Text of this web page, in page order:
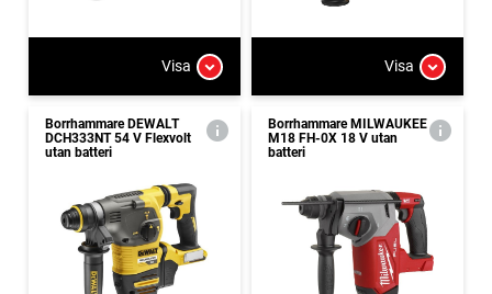
Visa Visa
Borrhammare DEWALT
DCH333NT 54 V Flexvolt
utan batteri
Borrhammare MILWAUKEE
M18 FH-0X 18 V utan
batteri